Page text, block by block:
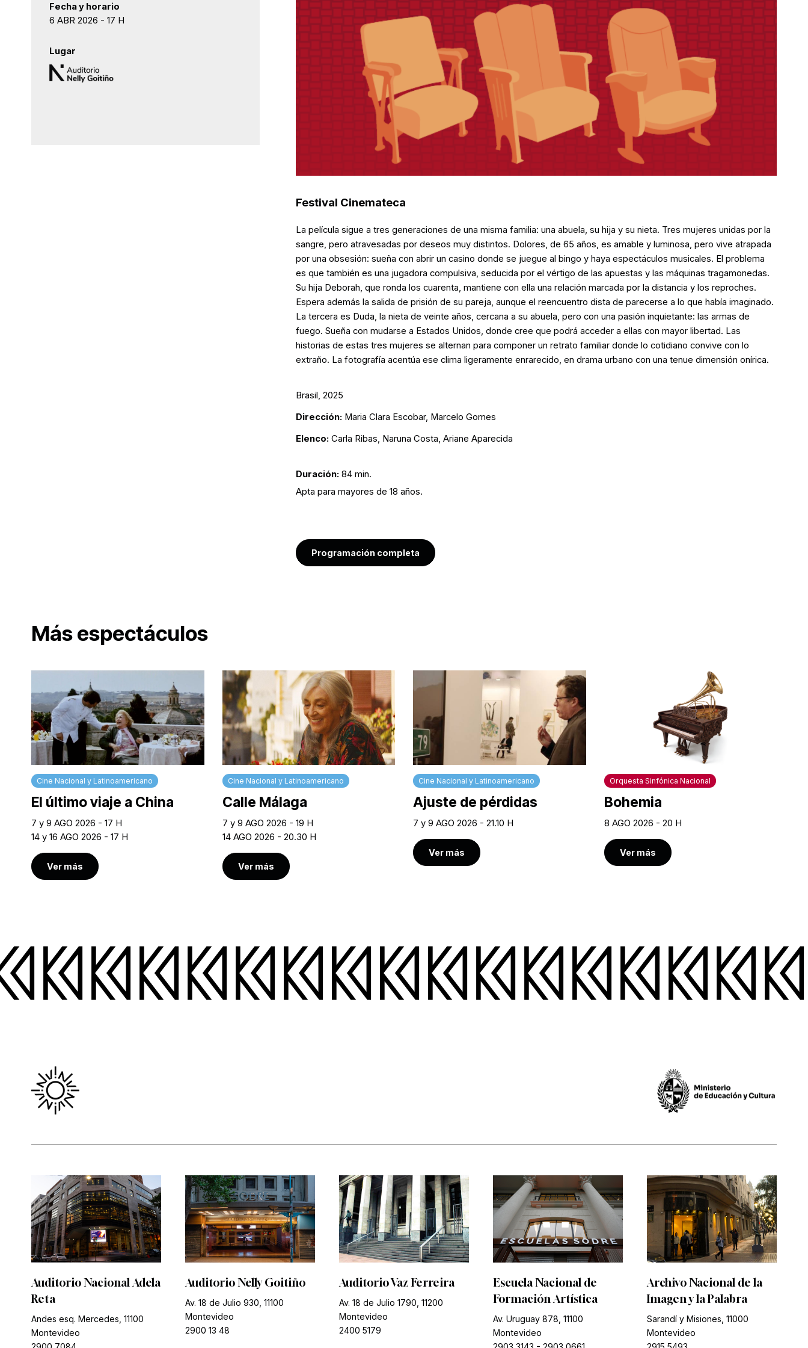
Festival Cinemateca
La película sigue a tres generaciones de una misma familia: una abuela, su hija y su nieta. Tres mujeres unidas por la
sangre, pero atravesadas por deseos muy distintos. Dolores, de 65 años, es amable y luminosa, pero vive atrapada
por una obsesión: sueña con abrir un casino donde se juegue al bingo y haya espectáculos musicales. El problema
es que también es una jugadora compulsiva, seducida por el vértigo de las apuestas y las máquinas tragamonedas.
Su hija Deborah, que ronda los cuarenta, mantiene con ella una relación marcada por la distancia y los reproches.
Espera además la salida de prisión de su pareja, aunque el reencuentro dista de parecerse a lo que había imaginado.
La tercera es Duda, la nieta de veinte años, cercana a su abuela, pero con una pasión inquietante: las armas de
fuego. Sueña con mudarse a Estados Unidos, donde cree que podrá acceder a ellas con mayor libertad. Las
historias de estas tres mujeres se alternan para componer un retrato familiar donde lo cotidiano convive con lo
extraño. La fotografía acentúa ese clima ligeramente enrarecido, en drama urbano con una tenue dimensión onírica.
Brasil, 2025
Dirección: Maria Clara Escobar, Marcelo Gomes
Elenco: Carla Ribas, Naruna Costa, Ariane Aparecida
Duración: 84 min.
Apta para mayores de 18 años.
Programación completa
Fecha y horario
6 ABR 2026 - 17 H
Lugar
Más espectáculos
Cine Nacional y Latinoamericano
El último viaje a China
7 y 9 AGO 2026 - 17 H
14 y 16 AGO 2026 - 17 H
Ver más
Cine Nacional y Latinoamericano
Calle Málaga
7 y 9 AGO 2026 - 19 H
14 AGO 2026 - 20.30 H
Ver más
Cine Nacional y Latinoamericano
Ajuste de pérdidas
7 y 9 AGO 2026 - 21.10 H
Ver más
Orquesta Sinfónica Nacional
Bohemia
8 AGO 2026 - 20 H
Ver más
Auditorio Nacional Adela
Reta
Andes esq. Mercedes, 11100
Montevideo
Auditorio Nelly Goitiño
Av. 18 de Julio 930, 11100
Montevideo
2900 13 48
Auditorio Vaz Ferreira
Av. 18 de Julio 1790, 11200
Montevideo
2400 5179
Escuela Nacional de
Formación Artística
Av. Uruguay 878, 11100
Montevideo
Archivo Nacional de la
Imagen y la Palabra
Sarandí y Misiones, 11000
Montevideo